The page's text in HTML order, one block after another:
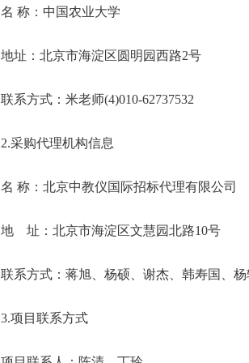
名 称：中国农业大学
地址：北京市海淀区圆明园
联系方式：米老师(4)010-
2.采购代理机构信息
名 称：北京中教仪国际招
地 址：北京市海淀区文
联系方式：蒋旭、杨硕、谢杰
3.项目联系方式